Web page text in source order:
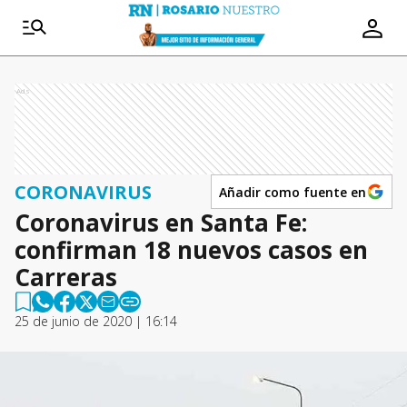
Ads
CORONAVIRUS Añadir como fuente en
Coronavirus en Santa Fe:
confirman 18 nuevos casos en
Carreras
25 de junio de 2020 | 16:14